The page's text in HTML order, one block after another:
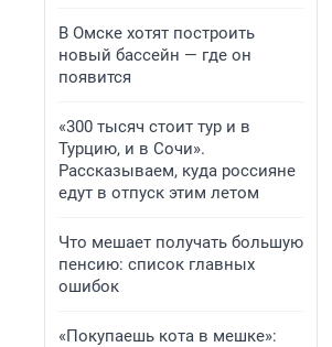
В Омске хотят построить
новый бассейн — где он
появится
«300 тысяч стоит тур и в
Турцию, и в Сочи».
Рассказываем, куда россияне
едут в отпуск этим летом
Что мешает получать большую
пенсию: список главных
ошибок
«Покупаешь кота в мешке»: